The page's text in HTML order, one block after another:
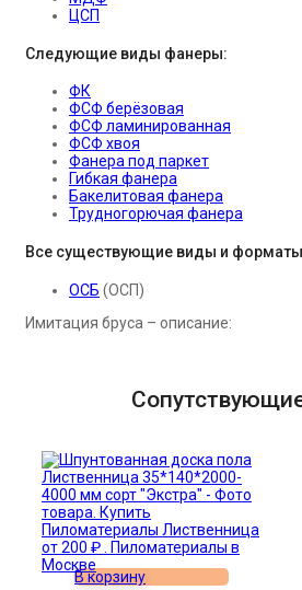
ЦСП
Следующие виды фанеры:
ФК
ФСФ берёзовая
ФСФ ламинированная
ФСФ хвоя
Фанера под паркет
Гибкая фанера
Бакелитовая фанера
Трудногорючая фанера
Все существующие виды и
ОСБ (ОСП)
Имитация бруса – описание:
В корзину